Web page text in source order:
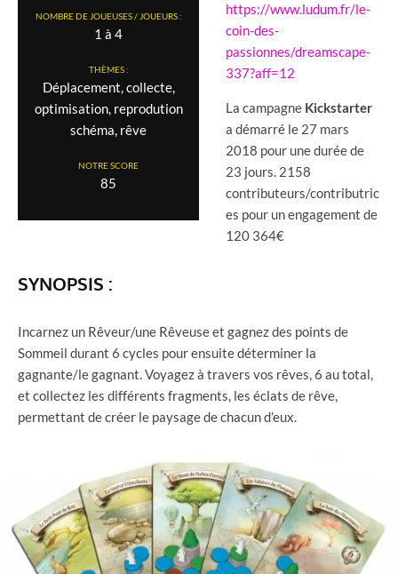
NOMBRE DE JOUEUSES / JOUEURS :
1 à 4
THÈMES :
Déplacement, collecte,
optimisation, reprodution
schéma, rêve
NOTRE SCORE
85
https://www.ludum.fr/le-
coin-des-
passionnes/dreamscape-
337?aff=12
La campagne Kickstarter
a démarré le 27 mars
2018 pour une durée de
23 jours. 2158
contributeurs/contributric
es pour un engagement de
120 364€
SYNOPSIS :
Incarnez un Rêveur/une Rêveuse et gagnez des points de
Sommeil durant 6 cycles pour ensuite déterminer la
gagnante/le gagnant. Voyagez à travers vos rêves, 6 au total,
et collectez les différents fragments, les éclats de rêve,
permettant de créer le paysage de chacun d’eux.